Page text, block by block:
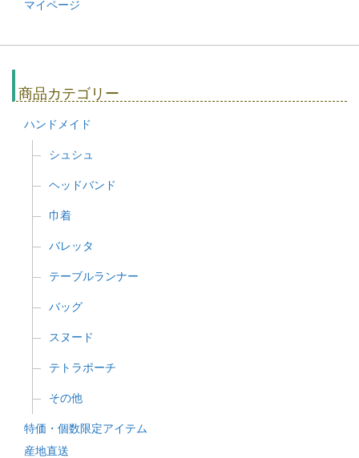
マイページ
商品カテゴリー
ハンドメイド
シュシュ
ヘッドバンド
巾着
バレッタ
テーブルランナー
バッグ
スヌード
テトラポーチ
その他
特価・個数限定アイテム
産地直送